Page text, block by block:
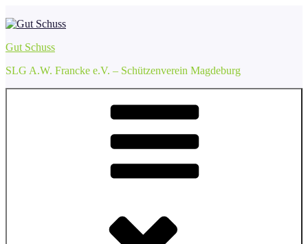
Inhalt
Gut Schuss
SLG A.W. Francke e.V. – Schützenverein Magdeburg